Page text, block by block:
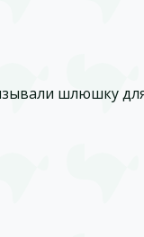
шлюшку